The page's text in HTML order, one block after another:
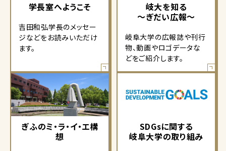
学長室へようこそ
吉田和弘学長のメッセー
ジなどをお読みいただけ
ます。
岐大を知る
～ぎだい広報～
岐阜大学の広報誌や刊行
物、動画やロゴデータな
どをご紹介します。
ぎふのミ・ラ・イ・エ構
想
SDGsに関する
岐阜大学の取り組み